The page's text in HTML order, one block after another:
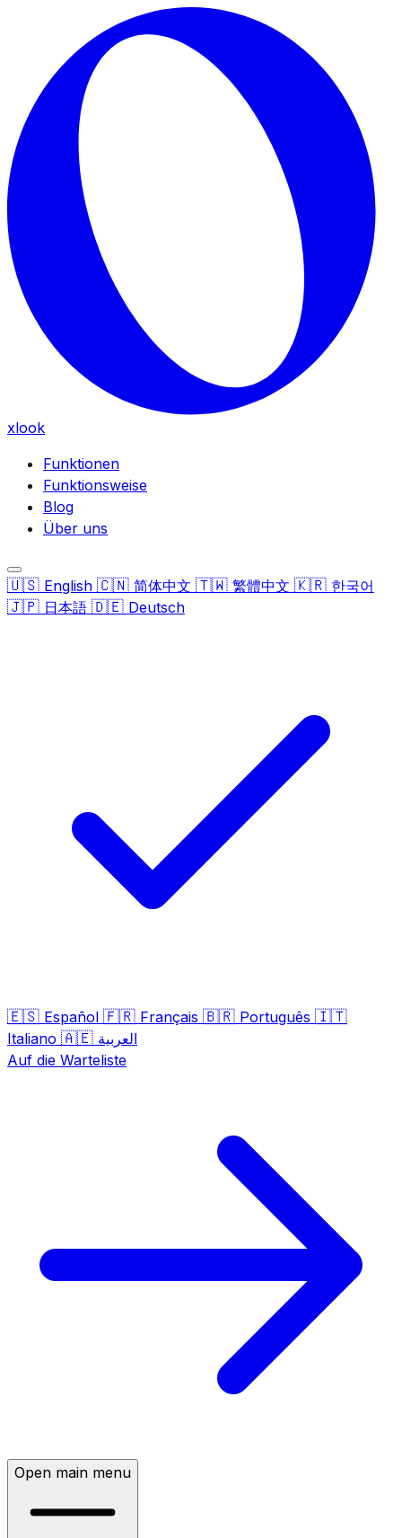
Skip to main content
xlook
Funktionen
Funktionsweise
Blog
Über uns
🇺🇸 English 🇨🇳 简体中文 🇹🇼 繁體中文 🇰🇷 한국어
🇯🇵 日本語 🇩🇪 Deutsch
🇪🇸 Español 🇫🇷 Français 🇧🇷 Português 🇮🇹
Italiano 🇦🇪 العربية
Auf die Warteliste
Open main menu